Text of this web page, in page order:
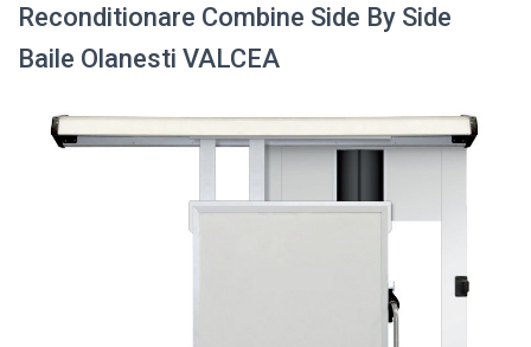
Reconditionare Combine Side By Side
Baile Olanesti VALCEA